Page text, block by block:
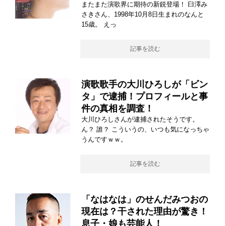
またまた演歌界に期待の新鋭登場！ 臼澤み
さきさん、1998年10月8日生まれのなんと
15歳。 えっ
記事を読む
演歌歌手の大川ひろしが「ビン
タ」で逮捕！プロフィールと事
件の真相を調査！
大川ひろしさんが逮捕されたそうです。
ん？ 誰？ こういうの、いつも気になっちゃ
うんですｗｗ。
記事を読む
「なはなは」のせんだみつおの
現在は？干された理由が驚き！
息子・娘も芸能人！